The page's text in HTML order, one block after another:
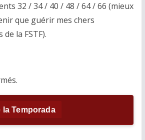
32 / 34 / 40 / 48 / 64 / 66 (mieux
que guérir mes chers
la FSTF).
la Temporada